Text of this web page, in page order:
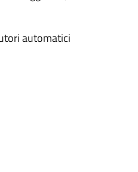
automatici